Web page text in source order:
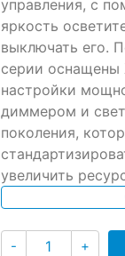
управления, с
яркость
выключать его.
серии оснащены
настройки
диммером и
поколения,
увеличить
- Количество
+